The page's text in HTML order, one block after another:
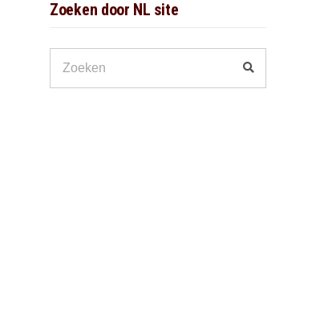
Zoeken door NL site
for: